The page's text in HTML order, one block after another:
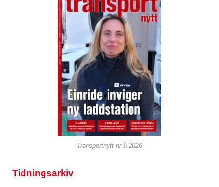
Transportnytt nr 5-2026
Tidningsarkiv